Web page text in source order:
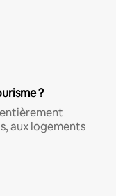
?
aux logements